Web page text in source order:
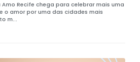
Amo Recife chega para celebrar mais uma
o amor por uma das cidades mais
m...